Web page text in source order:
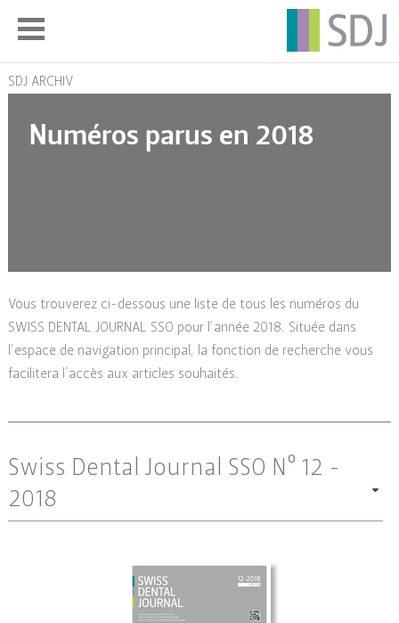
SDJ ARCHIV
Numéros parus en 2018
Vous trouverez ci-dessous une liste de tous les numéros du
SWISS DENTAL JOURNAL SSO pour l’année 2018. Située dans
l’espace de navigation principal, la fonction de recherche vous
facilitera l’accès aux articles souhaités.
Swiss Dental Journal SSO Nº 12 -
2018